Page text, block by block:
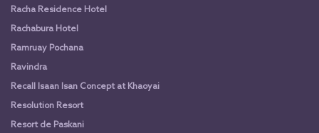
Racha Residence Hotel
Rachabura Hotel
Ramruay Pochana
Ravindra
Recall Isaan Isan Concept at Khaoyai
Resolution Resort
Resort de Paskani